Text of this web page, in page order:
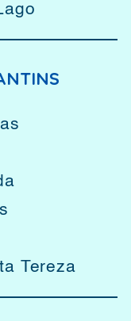
Tereza